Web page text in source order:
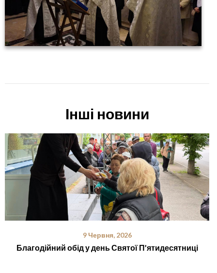
Інші новини
9 Червня, 2026
Благодійний обід у день Святої П’ятидесятниці